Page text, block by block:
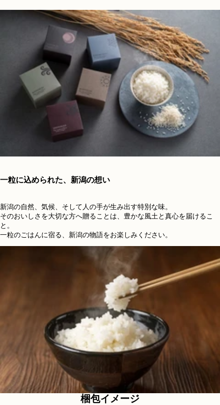
一粒に込められた、新潟の想い
新潟の自然、気候、そして人の手が生み出す特別な味。
そのおいしさを大切な方へ贈ることは、豊かな風土と真心を届けるこ
と。
一粒のごはんに宿る、新潟の物語をお楽しみください。
梱包イメージ